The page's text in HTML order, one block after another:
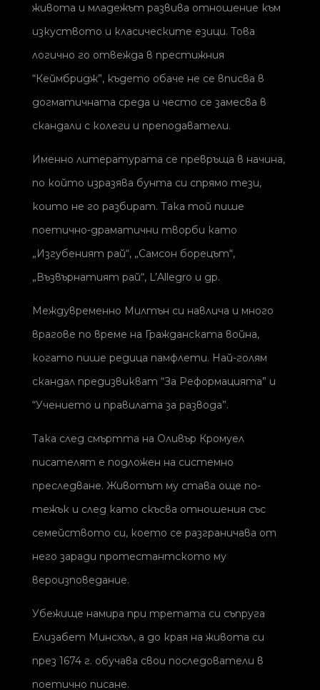
живота и младежът развива отношение към
изкуството и класическите езици. Това
логично го отвежда в престижния
“Кеймбридж”, където обаче не се вписва в
догматичната среда и често се замесва в
скандали с колеги и преподаватели.
Именно литературата се превръща в начина,
по който изразява бунта си спрямо тези,
които не го разбират. Така той пише
поетично-драматични творби като
„Изгубеният рай“, „Самсон борецът“,
„Възвърнатият рай“, L’Allegro и др.
Междувременно Милтън си навлича и много
врагове по време на Гражданската война,
когато пише редица памфлети. Най-голям
скандал предизвикват “За Реформацията” и
“Учението и правилата за развода”.
Така след смъртта на Оливър Кромуел
писателят е подложен на системно
преследване. Животът му става още по-
тежък и след като скъсва отношения със
семейството си, което се разграничава от
него заради протестантското му
вероизповедание.
Убежище намира при третата си съпруга
Елизабет Минсхъл, а до края на живота си
през 1674 г. обучава свои последователи в
поетично писане.